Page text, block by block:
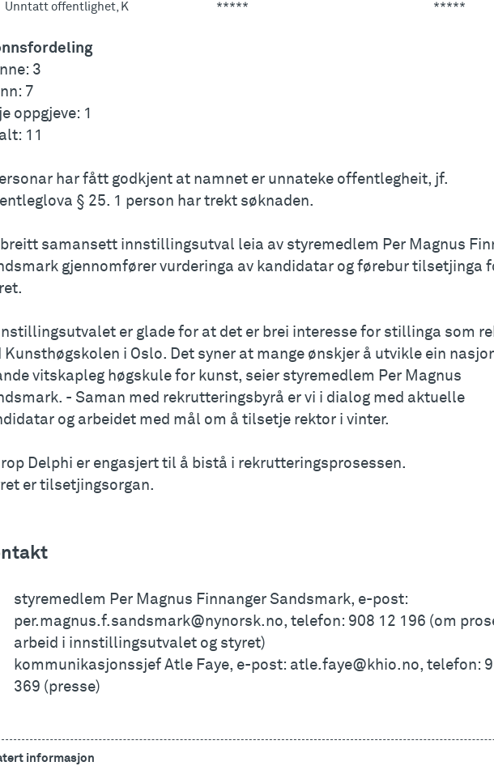
Unntatt offentlighet, K ***** *****
3
7
oppgjeve: 1
11
har fått godkjent at namnet er unnateke offentlegheit, jf.
§ 25. 1 person har trekt søknaden.
samansett innstillingsutval leia av styremedlem Per Magnus
gjennomfører vurderinga av kandidatar og førebur tilsetjinga
er glade for at det er brei interesse for stillinga som
Kunsthøgskolen i Oslo. Det syner at mange ønskjer å utvikle ein
vitskapleg høgskule for kunst, seier styremedlem Per Magnus
- Saman med rekrutteringsbyrå er vi i dialog med aktuelle
og arbeidet med mål om å tilsetje rektor i vinter.
Delphi er engasjert til å bistå i rekrutteringsprosessen.
er tilsetjingsorgan.
styremedlem Per Magnus Finnanger Sandsmark, e-post:
per.magnus.f.sandsmark@nynorsk.no, telefon: 908 12 196 (om
arbeid i innstillingsutvalet og styret)
kommunikasjonssjef Atle Faye, e-post: atle.faye@khio.no, telefon:
369 (presse)
informasjon